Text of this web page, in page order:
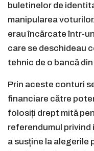
buletinelor de
manipularea
erau încărcate într-
care se deschideau
tehnic de o bancă
Prin aceste conturi
financiare către
folosiți drept mită
referendumul
a susține la alegerile